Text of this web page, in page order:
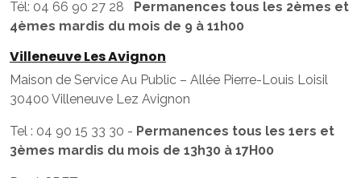
Tél: 04 66 90 27 28 Permanences tous les 2èmes et
4èmes mardis du mois de 9 à 11h00
Villeneuve Les Avignon
Maison de Service Au Public – Allée Pierre-Louis Loisil
30400 Villeneuve Lez Avignon
Tel : 04 90 15 33 30 - Permanences tous les 1ers et
3èmes mardis du mois de 13h30 à 17H00